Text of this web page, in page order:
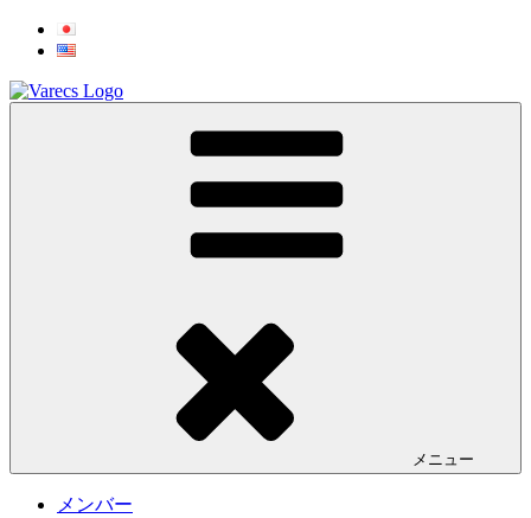
テ
ン
A boutique investment firm in Tokyo
メニュー
メンバー